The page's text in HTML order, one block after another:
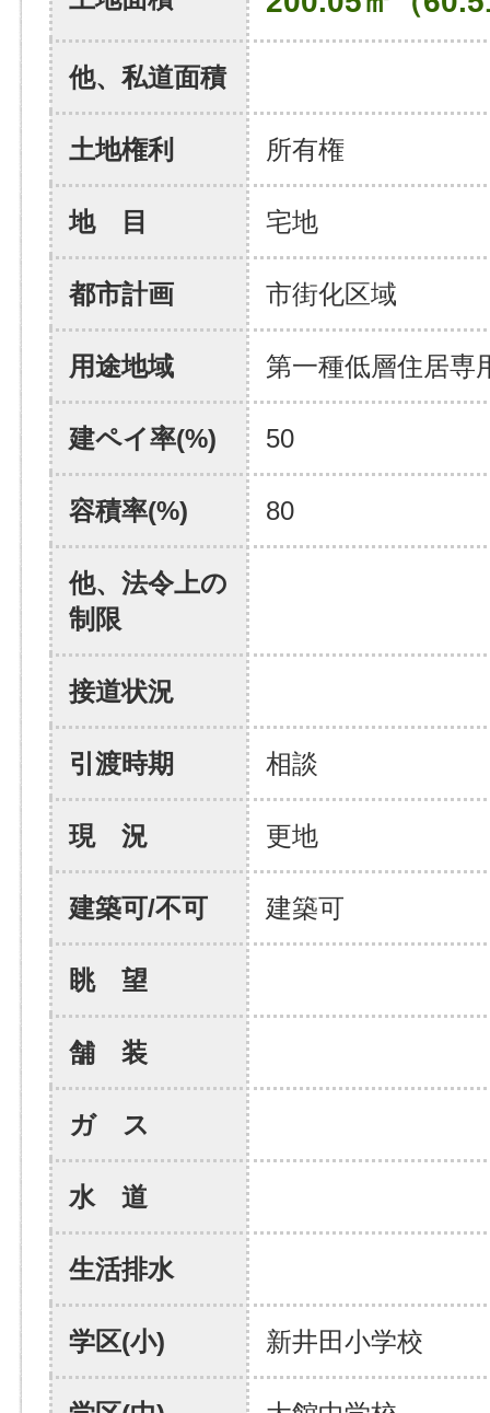
他、私道面積
土地権利 所有権
地 目 宅地
都市計画 市街化区域
用途地域 第一種低層住居専
建ペイ率(%) 50
容積率(%) 80
他、法令上の
制限
接道状況
引渡時期 相談
現 況 更地
建築可/不可 建築可
眺 望
舗 装
ガ ス
水 道
生活排水
学区(小) 新井田小学校